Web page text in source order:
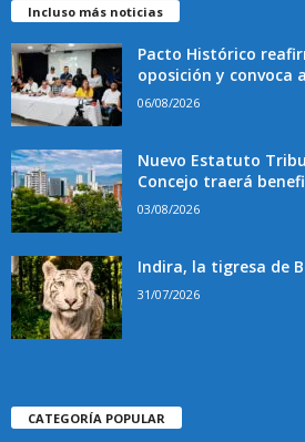
Incluso más noticias
Pacto Histórico
oposición y convoca
06/08/2026
Nuevo Estatuto
Concejo traerá
03/08/2026
Indira, la tigresa de
31/07/2026
CATEGORÍA POPULAR